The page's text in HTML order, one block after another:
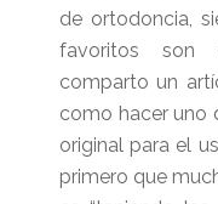
de ortodoncia,
favoritos son
comparto un
como hacer uno
original para el
primero que